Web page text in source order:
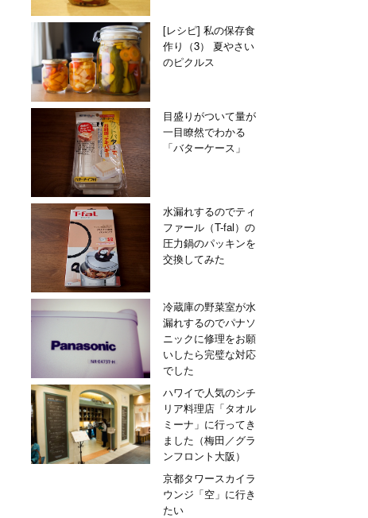
[レシピ] 私の保存食
作り（3） 夏やさい
のピクルス
目盛りがついて量が
一目瞭然でわかる
「バターケース」
水漏れするのでティ
ファール（T-fal）の
圧力鍋のパッキンを
交換してみた
冷蔵庫の野菜室が水
漏れするのでパナソ
ニックに修理をお願
いしたら完璧な対応
でした
ハワイで人気のシチ
リア料理店「タオル
ミーナ」に行ってき
ました（梅田／グラ
ンフロント大阪）
京都タワースカイラ
ウンジ「空」に行き
たい